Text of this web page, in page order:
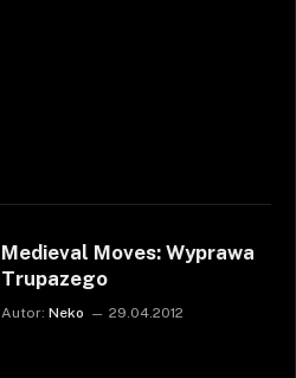
Medieval Moves: Wyprawa
Trupazego
Autor: Neko 29.04.2012